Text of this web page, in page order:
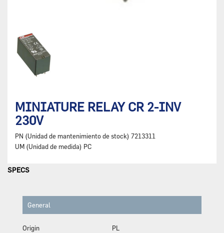
MINIATURE RELAY CR 2-INV
230V
PN (Unidad de mantenimiento de stock) 7213311
UM (Unidad de medida) PC
SPECS
General
Origin PL